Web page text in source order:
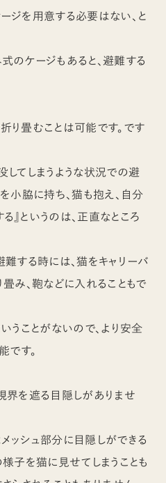
ジを用意する必要はない、と
のケージもあると、避難する
り畳むことは可能です。です
してしまうような状況での避
小脇に持ち、猫も抱え、自分
』というのは、正直なところ
難する時には、猫をキャリーバ
み、鞄などに入れることもで
うことがないので、より安全
です。
界を遮る目隠しがありませ
ッシュ部分に目隠しができる
子を猫に見せてしまうことも